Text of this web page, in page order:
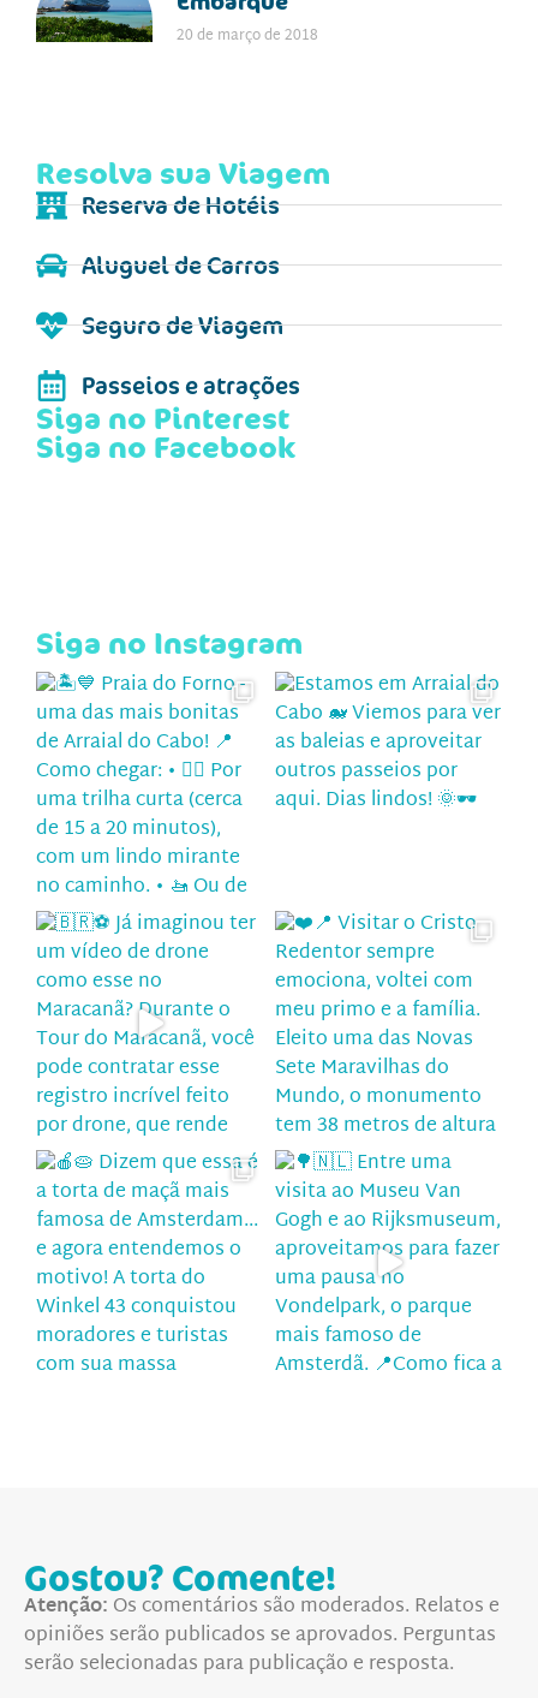
20 de março de 2018
Resolva sua Viagem
Reserva de Hotéis
Aluguel de Carros
Seguro de Viagem
Passeios e atrações
Siga no Pinterest
Siga no Facebook
Siga no Instagram
Gostou? Comente!
Atenção: Os comentários são moderados. Relatos e
opiniões serão publicados se aprovados. Perguntas
serão selecionadas para publicação e resposta.